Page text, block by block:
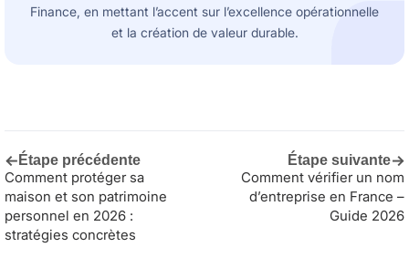
Finance, en mettant l’accent sur l’excellence opérationnelle
et la création de valeur durable.
← Étape précédente
Comment protéger sa
maison et son patrimoine
personnel en 2026 :
stratégies concrètes
Étape suivante→
Comment vérifier un nom
d’entreprise en France –
Guide 2026